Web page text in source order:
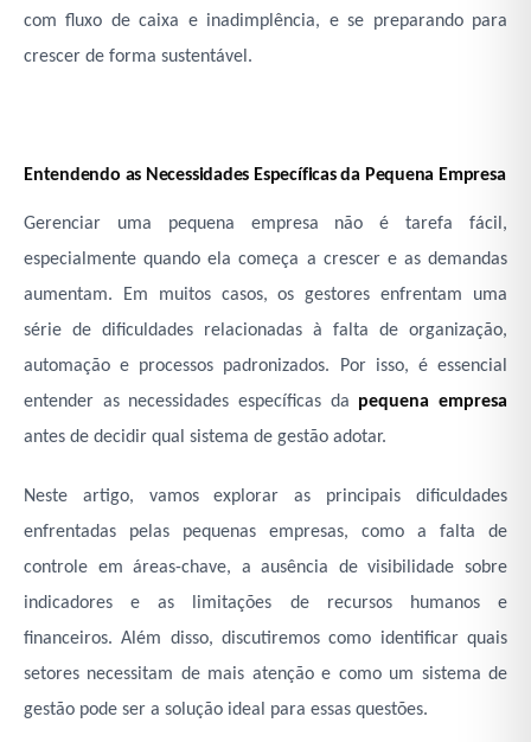
com fluxo de caixa e inadimplência, e se preparando para
crescer de forma sustentável.
Entendendo as Necessidades Específicas da Pequena Empresa
Gerenciar uma pequena empresa não é tarefa fácil,
especialmente quando ela começa a crescer e as demandas
aumentam. Em muitos casos, os gestores enfrentam uma
série de dificuldades relacionadas à falta de organização,
automação e processos padronizados. Por isso, é essencial
entender as necessidades específicas da pequena empresa
antes de decidir qual sistema de gestão adotar.
Neste artigo, vamos explorar as principais dificuldades
enfrentadas pelas pequenas empresas, como a falta de
controle em áreas-chave, a ausência de visibilidade sobre
indicadores e as limitações de recursos humanos e
financeiros. Além disso, discutiremos como identificar quais
setores necessitam de mais atenção e como um sistema de
gestão pode ser a solução ideal para essas questões.